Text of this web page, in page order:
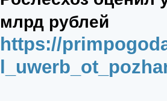
млрд рублей
https://